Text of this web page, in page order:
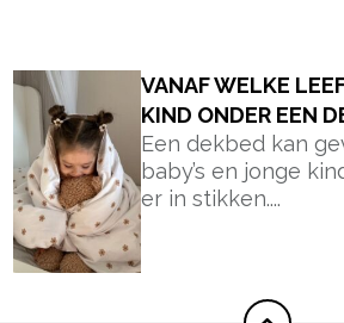
VANAF WELKE
KIND ONDER EEN
Een dekbed kan
baby’s en jonge
er in stikken....